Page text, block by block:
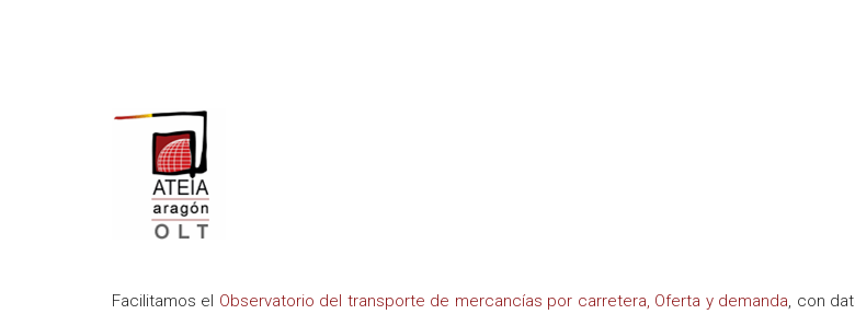
Facilitamos el Observatorio del transporte de mercancías por carretera, Oferta y demanda, con